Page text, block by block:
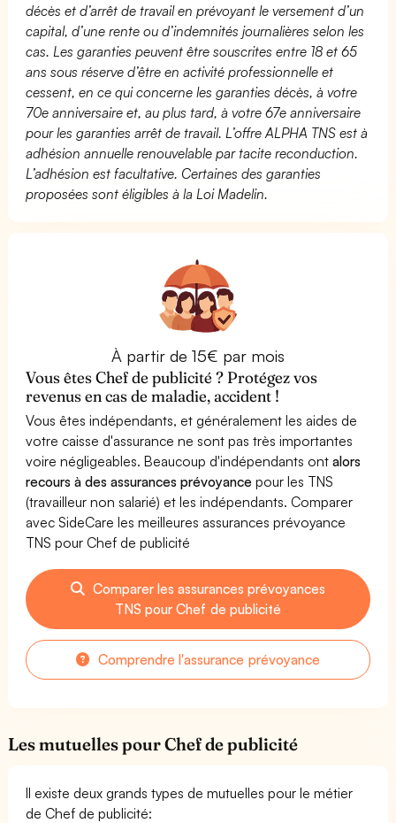
décès et d’arrêt de travail en prévoyant le versement d’un
capital, d’une rente ou d’indemnités journalières selon les
cas. Les garanties peuvent être souscrites entre 18 et 65
ans sous réserve d’être en activité professionnelle et
cessent, en ce qui concerne les garanties décès, à votre
70e anniversaire et, au plus tard, à votre 67e anniversaire
pour les garanties arrêt de travail. L’offre ALPHA TNS est à
adhésion annuelle renouvelable par tacite reconduction.
L’adhésion est facultative. Certaines des garanties
proposées sont éligibles à la Loi Madelin.
À partir de 15€ par mois
Vous êtes Chef de publicité ? Protégez vos
revenus en cas de maladie, accident !
Vous êtes indépendants, et généralement les aides de
votre caisse d'assurance ne sont pas très importantes
voire négligeables. Beaucoup d'indépendants ontalors
recours à des assurances prévoyance pour les TNS
(travailleur non salarié) et les indépendants. Comparer
avec SideCare les meilleures assurances prévoyance
TNS pour Chef de publicité
Comparer les assurances prévoyances
TNS pour Chef de publicité
Comprendre l'assurance prévoyance
Les mutuelles pour Chef de publicité
Il existe deux grands types de mutuelles pour le métier
de Chef de publicité: